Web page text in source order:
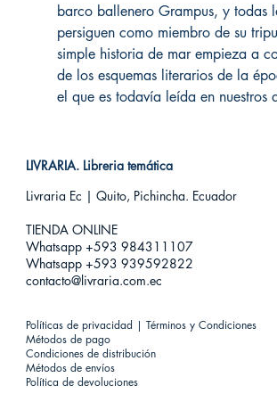
barco ballenero Grampus, y todas
persiguen como miembro de su
simple historia de mar empieza a
de los esquemas literarios de la
el que es todavía leída en nuestros
LIVRARIA. Libreria temática
Livraria Ec | Quito, Pichincha. Ecuador
TIENDA ONLINE​
Whatsapp +593 984311107
Whatsapp +593 939592822
contacto@livraria.com.ec
Políticas de privacidad | Términos y Condiciones
Métodos de pago
Condiciones de distribución
Métodos de envíos
Política de devoluciones